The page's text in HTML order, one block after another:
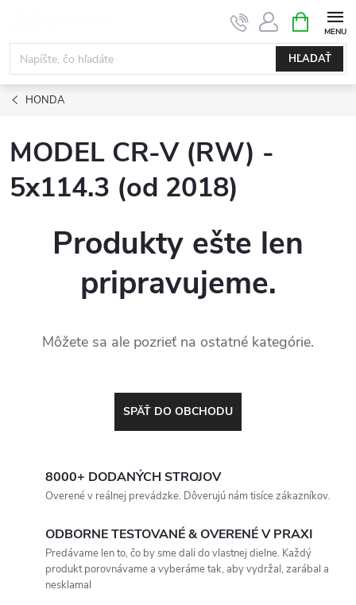
obsah
HĽADAŤ
KOŠÍK
HONDA
MODEL CR-V (RW) -
5x114.3 (od 2018)
Produkty ešte len
pripravujeme.
Môžete sa ale pozrieť na ostatné kategórie.
SPÄŤ DO OBCHODU
8000+ DODANÝCH STROJOV
Overené v reálnej prevádzke. Dôverujú nám tisíce zákazníkov.
ODBORNE TESTOVANÉ & OVERENÉ V PRAXI
Predávame len to, čo by sme dali do vlastnej dielne. Každý
produkt porovnávame a vyberáme tak, aby vydržal, zarábal a
nesklamal